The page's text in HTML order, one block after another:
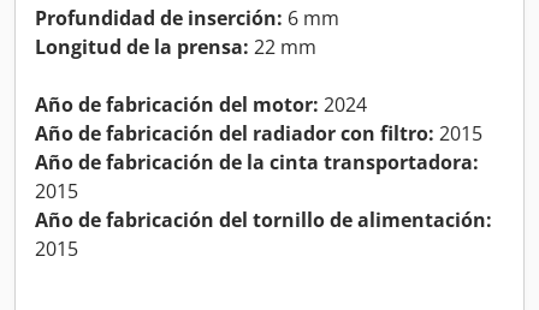
Profundidad de inserción: 6 mm
Longitud de la prensa: 22 mm
Año de fabricación del motor: 2024
Año de fabricación del radiador con filtro: 2015
Año de fabricación de la cinta transportadora:
2015
Año de fabricación del tornillo de alimentación:
2015